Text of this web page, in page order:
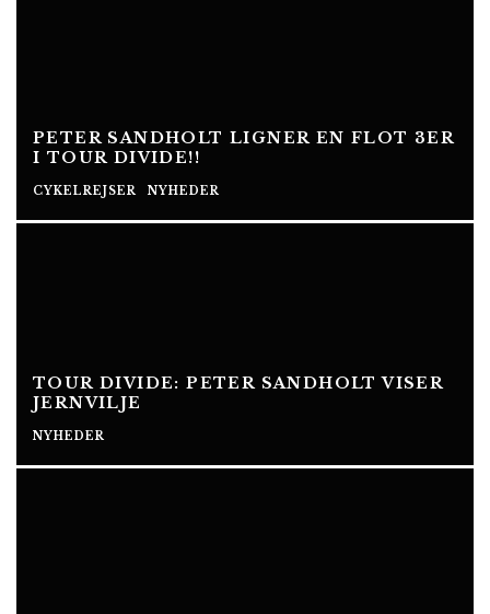
PETER SANDHOLT LIGNER EN FLOT 3ER
I TOUR DIVIDE!!
CYKELREJSER NYHEDER
TOUR DIVIDE: PETER SANDHOLT VISER
JERNVILJE
NYHEDER